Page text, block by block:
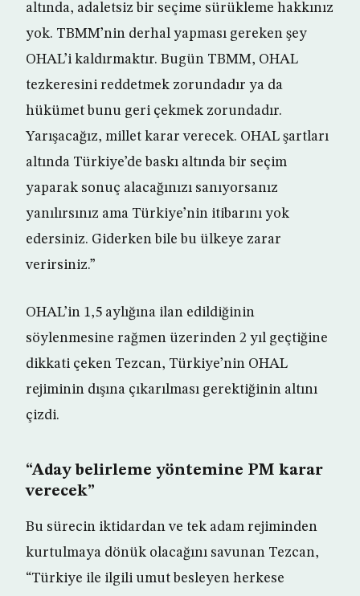
altında, adaletsiz bir seçime sürükleme hakkınız
yok. TBMM’nin derhal yapması gereken şey
OHAL’i kaldırmaktır. Bugün TBMM, OHAL
tezkeresini reddetmek zorundadır ya da
hükümet bunu geri çekmek zorundadır.
Yarışacağız, millet karar verecek. OHAL şartları
altında Türkiye’de baskı altında bir seçim
yaparak sonuç alacağınızı sanıyorsanız
yanılırsınız ama Türkiye’nin itibarını yok
edersiniz. Giderken bile bu ülkeye zarar
verirsiniz.”
OHAL’in 1,5 aylığına ilan edildiğinin
söylenmesine rağmen üzerinden 2 yıl geçtiğine
dikkati çeken Tezcan, Türkiye’nin OHAL
rejiminin dışına çıkarılması gerektiğinin altını
çizdi.
“Aday belirleme yöntemine PM karar
verecek”
Bu sürecin iktidardan ve tek adam rejiminden
kurtulmaya dönük olacağını savunan Tezcan,
“Türkiye ile ilgili umut besleyen herkese